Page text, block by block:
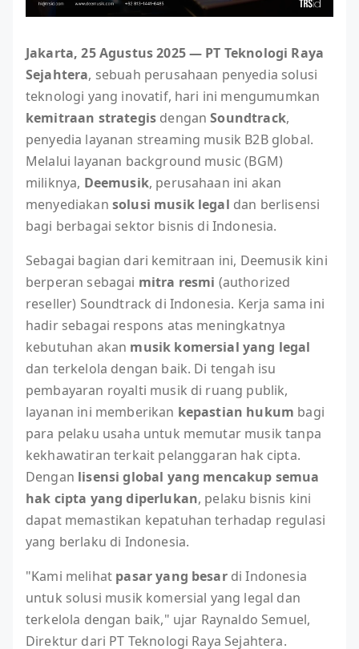
Jakarta, 25 Agustus 2025 — PT Teknologi Raya
Sejahtera, sebuah perusahaan penyedia solusi
teknologi yang inovatif, hari ini mengumumkan
kemitraan strategis denganSoundtrack,
penyedia layanan streaming musik B2B global.
Melalui layanan background music (BGM)
miliknya, Deemusik, perusahaan ini akan
menyediakan solusi musik legal dan berlisensi
bagi berbagai sektor bisnis di Indonesia.
Sebagai bagian dari kemitraan ini, Deemusik kini
berperan sebagai mitra resmi (authorized
reseller) Soundtrack di Indonesia. Kerja sama ini
hadir sebagai respons atas meningkatnya
kebutuhan akan musik komersial yang legal
dan terkelola dengan baik. Di tengah isu
pembayaran royalti musik di ruang publik,
layanan ini memberikan kepastian hukum bagi
para pelaku usaha untuk memutar musik tanpa
kekhawatiran terkait pelanggaran hak cipta.
Dengan lisensi global yang mencakup semua
hak cipta yang diperlukan, pelaku bisnis kini
dapat memastikan kepatuhan terhadap regulasi
yang berlaku di Indonesia.
"Kami melihat pasar yang besar di Indonesia
untuk solusi musik komersial yang legal dan
terkelola dengan baik," ujar Raynaldo Semuel,
Direktur dari PT Teknologi Raya Sejahtera.